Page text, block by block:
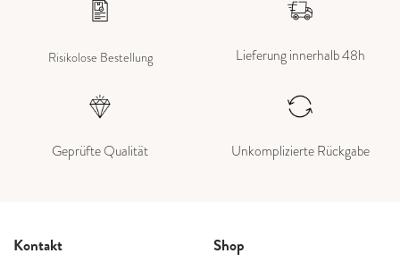
Risikolose Bestellung Lieferung innerhalb 48h
Geprüfte Qualität Unkomplizierte Rückgabe
Kontakt Shop